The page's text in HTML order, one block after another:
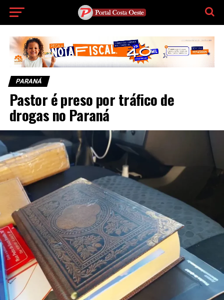
PARANÁ
Pastor é preso por tráfico de
drogas no Paraná